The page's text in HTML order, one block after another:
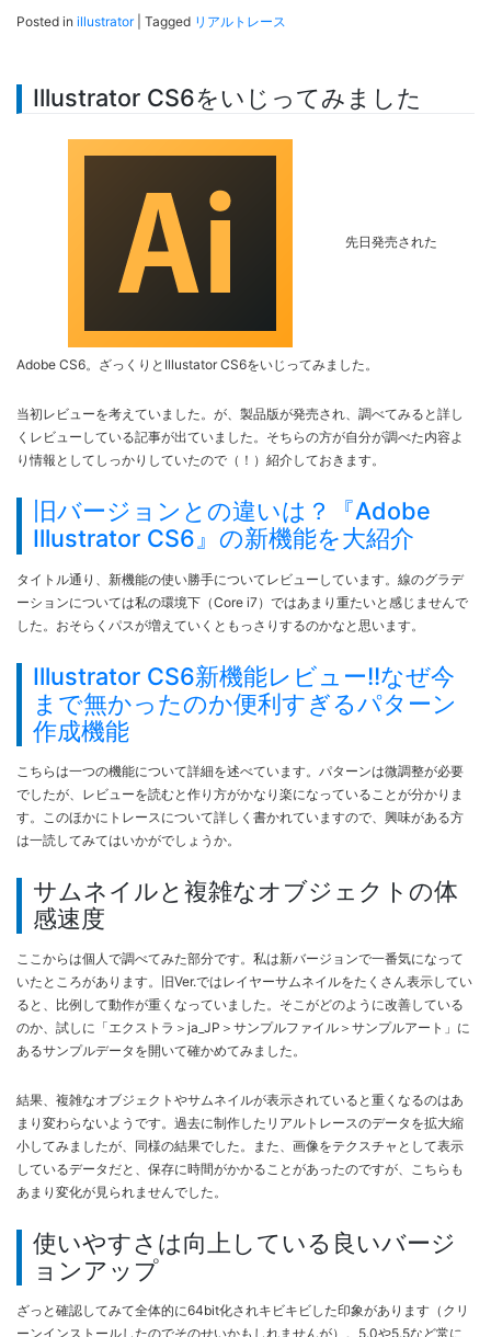
Posted in illustrator| Tagged リアルトレース
Illustrator CS6をいじってみました
先日発売された
Adobe CS6。ざっくりとIllustator CS6をいじってみました。
当初レビューを考えていました。が、製品版が発売され、調べてみると詳し
くレビューしている記事が出ていました。そちらの方が自分が調べた内容よ
り情報としてしっかりしていたので（！）紹介しておきます。
旧バージョンとの違いは？『Adobe
Illustrator CS6』の新機能を大紹介
タイトル通り、新機能の使い勝手についてレビューしています。線のグラデ
ーションについては私の環境下（Core i7）ではあまり重たいと感じませんで
した。おそらくパスが増えていくともっさりするのかなと思います。
Illustrator CS6新機能レビュー!!なぜ今
まで無かったのか便利すぎるパターン
作成機能
こちらは一つの機能について詳細を述べています。パターンは微調整が必要
でしたが、レビューを読むと作り方がかなり楽になっていることが分かりま
す。このほかにトレースについて詳しく書かれていますので、興味がある方
は一読してみてはいかがでしょうか。
サムネイルと複雑なオブジェクトの体
感速度
ここからは個人で調べてみた部分です。私は新バージョンで一番気になって
いたところがあります。旧Ver.ではレイヤーサムネイルをたくさん表示してい
ると、比例して動作が重くなっていました。そこがどのように改善している
のか、試しに「エクストラ＞ja_JP＞サンプルファイル＞サンプルアート」に
あるサンプルデータを開いて確かめてみました。
結果、複雑なオブジェクトやサムネイルが表示されていると重くなるのはあ
まり変わらないようです。過去に制作したリアルトレースのデータを拡大縮
小してみましたが、同様の結果でした。また、画像をテクスチャとして表示
しているデータだと、保存に時間がかかることがあったのですが、こちらも
あまり変化が見られませんでした。
使いやすさは向上している良いバージ
ョンアップ
ざっと確認してみて全体的に64bit化されキビキビした印象があります（クリ
ーンインストールしたのでそのせいかもしれませんが）。5.0や5.5など常に